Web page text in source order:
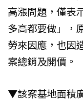
高漲問題，僅表
多高都要做」，
勞來因應，也因
案總銷及開價。
▼該案基地面積